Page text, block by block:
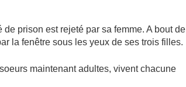
prison est rejeté par sa femme. A bout de
la fenêtre sous les yeux de ses trois filles.
maintenant adultes, vivent chacune